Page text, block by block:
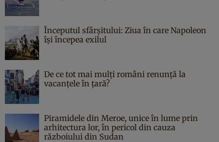
Începutul sfârşitului: Ziua în care Napoleon
îşi începea exilul
De ce tot mai mulți români renunță la
vacanțele în țară?
Piramidele din Meroe, unice în lume prin
arhitectura lor, în pericol din cauza
războiului din Sudan